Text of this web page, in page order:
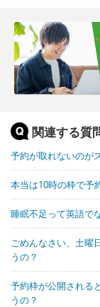
関連する質
予約が取れないのが
本当は10時の枠で予
睡眠不足って英語で
ごめんなさい、土曜
うの？
予約枠が公開される
うの？